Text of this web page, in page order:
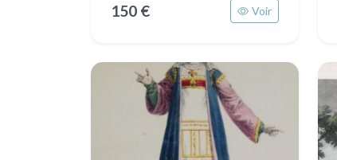
150 € Voir